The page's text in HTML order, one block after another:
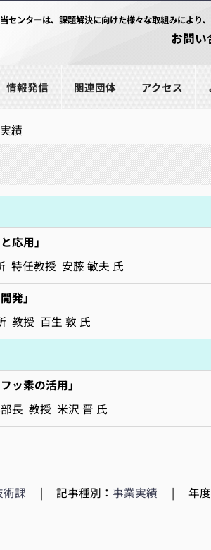
当センターは、課題解決に向けた様々な取組みにより
お問い
情報発信 関連団体 アクセス
績
応用」
特任教授 安藤 敏夫 氏
発」
教授 百生 敦 氏
ッ素の活用」
長 教授 米沢 晋 氏
術課 | 記事種別：事業実績 | 年度